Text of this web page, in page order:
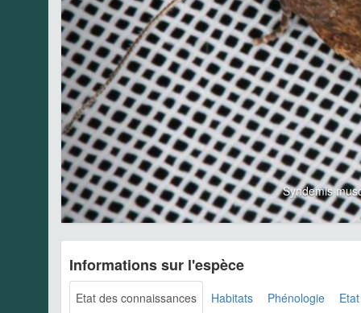
Syndemis
Informations sur l'espèce
Etat des connaissances Habitats Phénologie